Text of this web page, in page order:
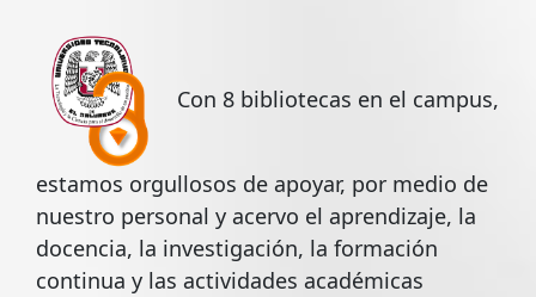
Con 8 bibliotecas en el campus,
estamos orgullosos de apoyar, por medio de
nuestro personal y acervo el aprendizaje, la
docencia, la investigación, la formación
continua y las actividades académicas